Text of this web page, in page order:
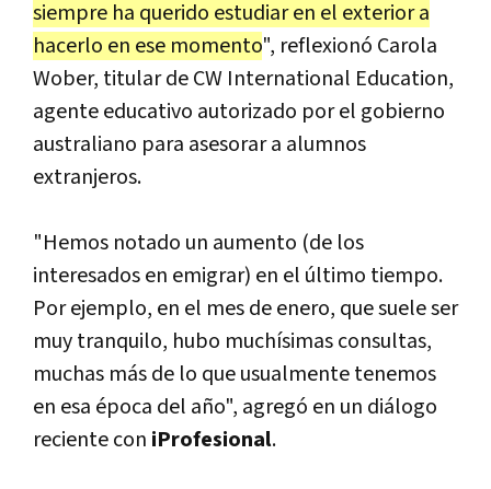
siempre ha querido estudiar en el exterior a
hacerlo en ese momento", reflexionó Carola
Wober, titular de CW International Education,
agente educativo autorizado por el gobierno
australiano para asesorar a alumnos
extranjeros.
"Hemos notado un aumento (de los
interesados en emigrar) en el último tiempo.
Por ejemplo, en el mes de enero, que suele ser
muy tranquilo, hubo muchísimas consultas,
muchas más de lo que usualmente tenemos
en esa época del año", agregó en un diálogo
reciente con iProfesional.